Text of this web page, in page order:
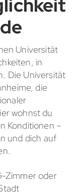
Universität
in
Die Universität
die
wohnst du
Konditionen –
und dich auf
Zimmer oder